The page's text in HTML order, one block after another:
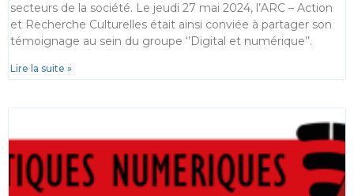
secteurs de la société. Le jeudi 27 mai 2024, l’ARC – Action
et Recherche Culturelles était ainsi conviée à partager son
témoignage au sein du groupe ‘’Digital et numérique’’.
Lire la suite »